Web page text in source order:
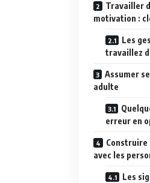
Travailler
motivation :
Les
travaillez
Assumer
adulte
erreur en
Construire
avec les
Les